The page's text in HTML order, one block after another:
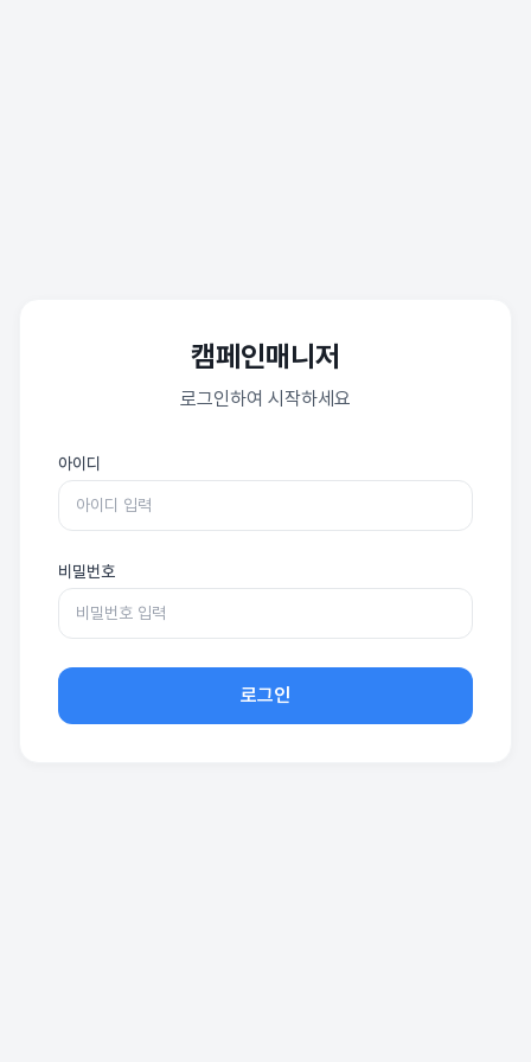
캠페인매니저
로그인하여 시작하세요
아이디
비밀번호
로그인